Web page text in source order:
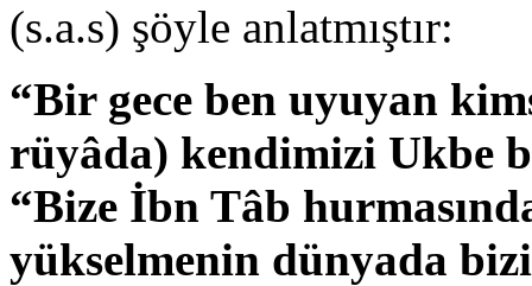
(s.a.s) şöyle anlatmıştır:
“Bir gece ben uyuyan
rüyâda) kendimizi Ukbe
“Bize İbn Tâb
yükselmenin dünyada